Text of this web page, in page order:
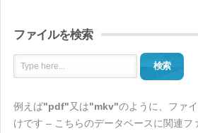
ファイルを検索
検索
例えば"pdf"又は"mkv"のように、ファ
けです – こちらのデータベースに関連フ